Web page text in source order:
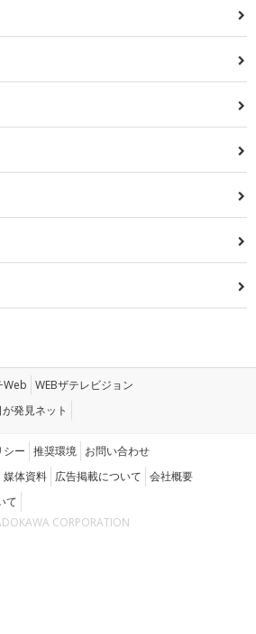
Web WEBザテレビジョン
発見ネット
シー 推奨環境 お問い合わせ
媒体資料 広告掲載について 会社概要
て
CORPORATION